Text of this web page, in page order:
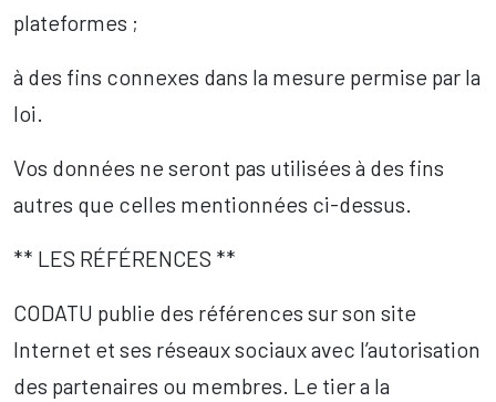
plateformes ;
à des fins connexes dans la mesure permise par la
loi.
Vos données ne seront pas utilisées à des fins
autres que celles mentionnées ci-dessus.
** LES RÉFÉRENCES **
CODATU publie des références sur son site
Internet et ses réseaux sociaux avec l’autorisation
des partenaires ou membres. Le tier a la